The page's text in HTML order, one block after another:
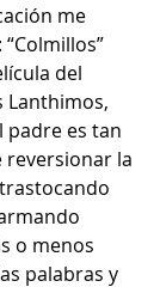
me
del
Lanthimos,
padre es tan
la
o menos
palabras y